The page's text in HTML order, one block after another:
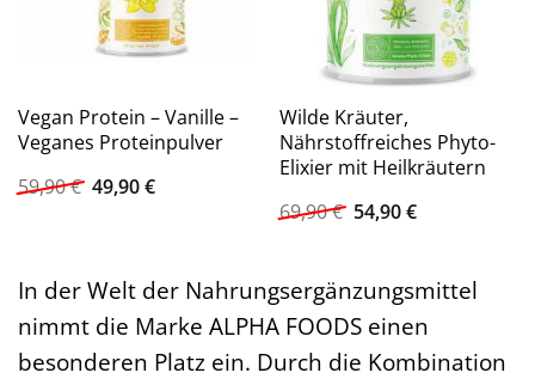
Vegan Protein – Vanille –
Veganes Proteinpulver
59,90€ Ursprünglicher
Preis
49,90€Aktueller
Wilde Kräuter,
Nährstoffreiches Phyto-
Elixier mit Heilkräutern
69,90€ Ursprünglicher
Preis
54,90€Aktueller
In der Welt der Nahrungsergänzungsmittel
nimmt die Marke ALPHA FOODS einen
besonderen Platz ein. Durch die Kombination